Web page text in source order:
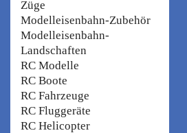
Züge
Modelleisenbahn-Zubehör
Modelleisenbahn-
Landschaften
RC Modelle
RC Boote
RC Fahrzeuge
RC Fluggeräte
RC Helicopter